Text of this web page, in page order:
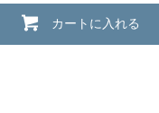
カートに入れる